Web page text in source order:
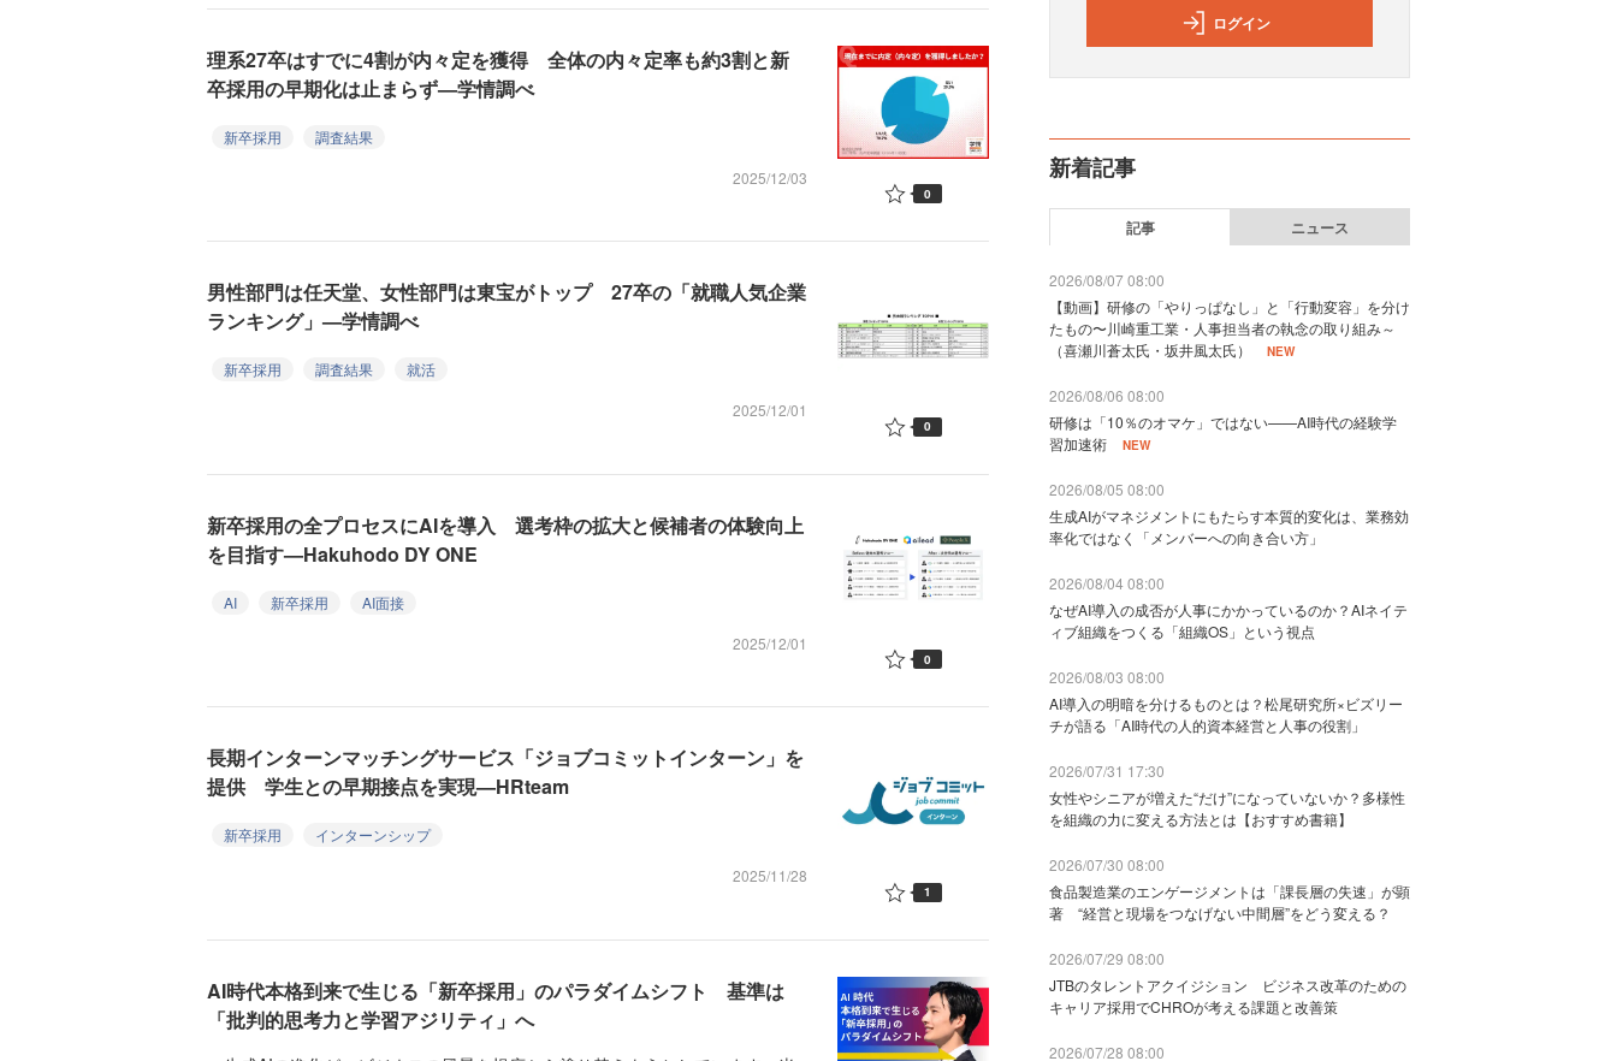
理系27卒はすでに4割が内々定を獲得 全体の内々定率も約3割と新
卒採用の早期化は止まらず—学情調べ
新卒採用
調査結果
2025/12/03
0
男性部門は任天堂、女性部門は東宝がトップ 27卒の「就職人気企業
ランキング」—学情調べ
新卒採用 調査結果
就活
2025/12/01
0
新卒採用の全プロセスにAIを導入 選考枠の拡大と候補者の体験向上
を目指す—Hakuhodo DY ONE
AI 新卒採用
AI面接
2025/12/01
0
長期インターンマッチングサービス「ジョブコミットインターン」を
提供 学生との早期接点を実現—HRteam
新卒採用
インターンシップ
2025/11/28
1
AI時代本格到来で生じる「新卒採用」のパラダイムシフト 基準は
「批判的思考力と学習アジリティ」へ
ログイン
新着記事
記事 ニュース
2026/08/07 08:00
【動画】研修の「やりっぱなし」と「行動変容」を分け
たもの〜川崎重工業・人事担当者の執念の取り組み～
（喜瀬川蒼太氏・坂井風太氏）
NEW
2026/08/06 08:00
研修は「10％のオマケ」ではない——AI時代の経験学
習加速術
NEW
2026/08/05 08:00
生成AIがマネジメントにもたらす本質的変化は、業務効
率化ではなく「メンバーへの向き合い方」
2026/08/04 08:00
なぜAI導入の成否が人事にかかっているのか？AIネイテ
ィブ組織をつくる「組織OS」という視点
2026/08/03 08:00
AI導入の明暗を分けるものとは？松尾研究所×ビズリー
チが語る「AI時代の人的資本経営と人事の役割」
2026/07/31 17:30
女性やシニアが増えた“だけ”になっていないか？多様性
を組織の力に変える方法とは【おすすめ書籍】
2026/07/30 08:00
食品製造業のエンゲージメントは「課長層の失速」が顕
著 “経営と現場をつなげない中間層”をどう変える？
2026/07/29 08:00
JTBのタレントアクイジション ビジネス改革のための
キャリア採用でCHROが考える課題と改善策
2026/07/28 08:00